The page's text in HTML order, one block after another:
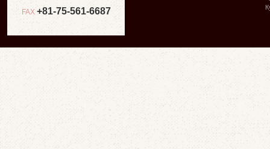
FAX +81-75-561-6687